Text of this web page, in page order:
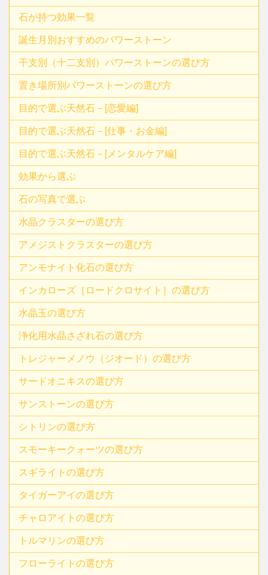
石が持つ効果一覧
誕生月別おすすめのパワーストーン
干支別（十二支別）パワーストーンの選び方
置き場所別パワーストーンの選び方
目的で選ぶ天然石－[恋愛編]
目的で選ぶ天然石－[仕事・お金編]
目的で選ぶ天然石－[メンタルケア編]
効果から選ぶ
石の写真で選ぶ
水晶クラスターの選び方
アメジストクラスターの選び方
アンモナイト化石の選び方
インカローズ［ロードクロサイト］の選び方
水晶玉の選び方
浄化用水晶さざれ石の選び方
トレジャーメノウ（ジオード）の選び方
サードオニキスの選び方
サンストーンの選び方
シトリンの選び方
スモーキークォーツの選び方
スギライトの選び方
タイガーアイの選び方
チャロアイトの選び方
トルマリンの選び方
フローライトの選び方